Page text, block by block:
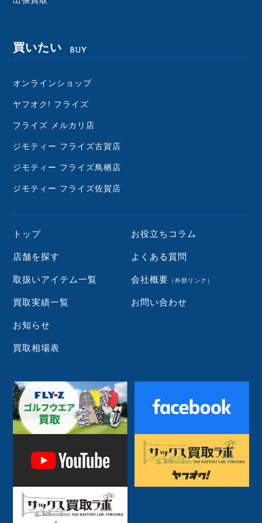
買いたい BUY
オンラインショップ
ヤフオク! フライズ
フライズ メルカリ店
ジモティー フライズ古賀店
ジモティー フライズ鳥栖店
ジモティー フライズ佐賀店
トップ
店舗を探す
取扱いアイテム一覧
買取実績一覧
お知らせ
買取相場表
お役立ちコラム
よくある質問
会社概要 （外部リンク）
お問い合わせ